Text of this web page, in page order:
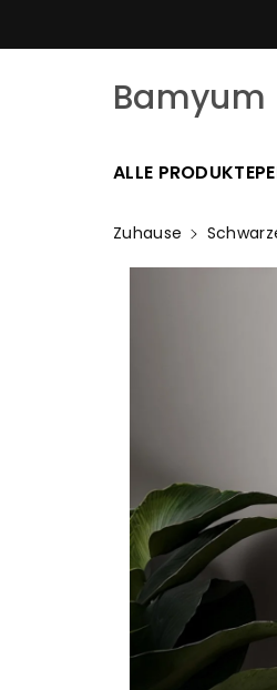
Bamyum
ALLE PRODUKTE
Zuhause